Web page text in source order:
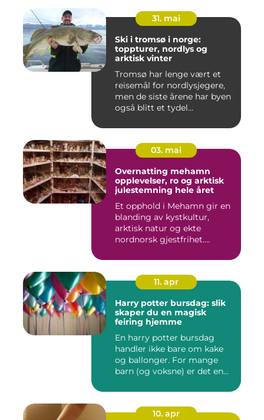
31. mai
Ski i tromsø i norge:
toppturer, nordlys og
arktisk vinter
Tromsø har lenge vært et
reisemål for nordlysjegere,
men de siste årene har byen
også blitt et tydel...
03. mai
Overnatting mehamn
opplevelser, ro og arktisk
julestemning hele året
Et opphold i Mehamn gir en
blanding av kystkultur,
arktisk natur og ekte
nordnorsk gjestfrihet.
11. apr
Harry potter bursdag: slik
skaper du en magisk
feiring hjemme
En harry potter bursdag
handler ikke bare om kake
og ballonger. For mange
barn (og voksne) er det en...
10. apr